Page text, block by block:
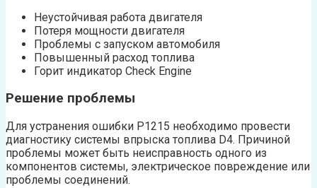
Неустойчивая работа двигателя
Потеря мощности двигателя
Проблемы с запуском автомобиля
Повышенный расход топлива
Горит индикатор Check Engine
Решение проблемы
Для устранения ошибки P1215 необходимо провести
диагностику системы впрыска топлива D4. Причиной
проблемы может быть неисправность одного из
компонентов системы, электрическое повреждение или
проблемы соединений.